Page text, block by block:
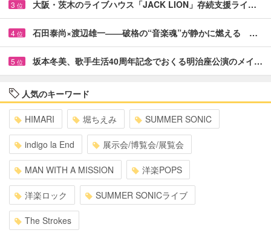
3 位 大阪・茨木のライブハウス「JACK LION」存続支援ライ…
4 位 石田泰尚×渡辺雄一――破格の“音楽魂”が静かに燃える …
5 位 坂本冬美、歌手生活40周年記念でおくる明治座公演のメイ…
人気のキーワード
HIMARI 堀ちえみ SUMMER SONIC
indigo la End 展示会/博覧会/展覧会
MAN WITH A MISSION 洋楽POPS
洋楽ロック SUMMER SONICライブ
The Strokes